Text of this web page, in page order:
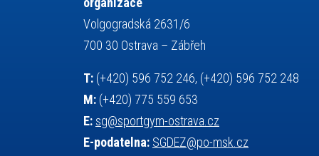
rychlobruslení
snowboarding
sportovní gymnastika sportovní lezení
squash stolní tenis
talentová zkouška
tanec
teorie sportovní přípravy
tělesná výchova
Volgogradská 2631/6
700 30 Ostrava – Zábřeh
T: (+420) 596 752 246, (+420) 596 752 248
M: (+420) 775 559 653
E: sg@sportgym-ostrava.cz
E-podatelna: SGDEZ@po-msk.cz